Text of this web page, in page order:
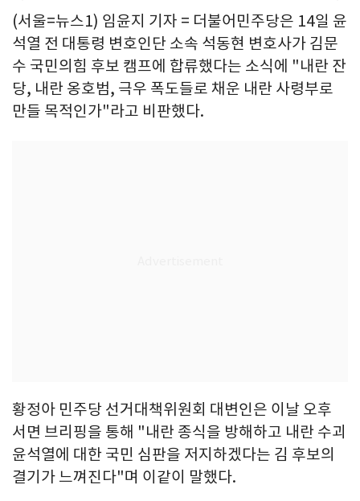
(서울=뉴스1) 임윤지 기자 = 더불어민주당은 14일 윤
석열 전 대통령 변호인단 소속 석동현 변호사가 김문
수 국민의힘 후보 캠프에 합류했다는 소식에 "내란 잔
당, 내란 옹호범, 극우 폭도들로 채운 내란 사령부로
만들 목적인가"라고 비판했다.
황정아 민주당 선거대책위원회 대변인은 이날 오후
서면 브리핑을 통해 "내란 종식을 방해하고 내란 수괴
윤석열에 대한 국민 심판을 저지하겠다는 김 후보의
결기가 느껴진다"며 이같이 말했다.